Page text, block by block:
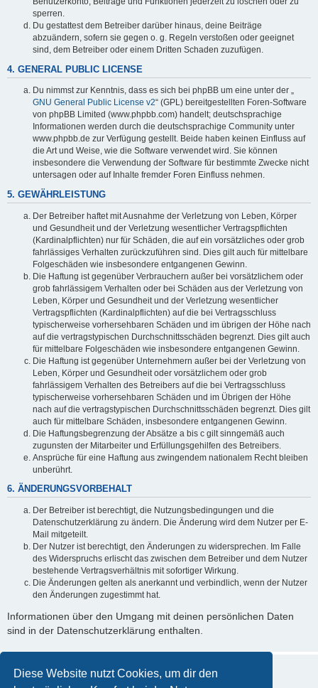
Diese Website nutzt Cookies, um dir den
sperren.
Du gestattest dem Betreiber darüber hinaus, deine Beiträge
abzuändern, sofern sie gegen o. g. Regeln verstoßen oder geeignet
sind, dem Betreiber oder einem Dritten Schaden zuzufügen.
4. GENERAL PUBLIC LICENSE
Du nimmst zur Kenntnis, dass es sich bei phpBB um eine unter der „
GNU General Public License v2“ (GPL) bereitgestellten Foren-Software
von phpBB Limited (www.phpbb.com) handelt; deutschsprachige
Informationen werden durch die deutschsprachige Community unter
www.phpbb.de zur Verfügung gestellt. Beide haben keinen Einfluss auf
die Art und Weise, wie die Software verwendet wird. Sie können
insbesondere die Verwendung der Software für bestimmte Zwecke nicht
untersagen oder auf Inhalte fremder Foren Einfluss nehmen.
5. GEWÄHRLEISTUNG
Der Betreiber haftet mit Ausnahme der Verletzung von Leben, Körper
und Gesundheit und der Verletzung wesentlicher Vertragspflichten
(Kardinalpflichten) nur für Schäden, die auf ein vorsätzliches oder grob
fahrlässiges Verhalten zurückzuführen sind. Dies gilt auch für mittelbare
Folgeschäden wie insbesondere entgangenen Gewinn.
Die Haftung ist gegenüber Verbrauchern außer bei vorsätzlichem oder
grob fahrlässigem Verhalten oder bei Schäden aus der Verletzung von
Leben, Körper und Gesundheit und der Verletzung wesentlicher
Vertragspflichten (Kardinalpflichten) auf die bei Vertragsschluss
typischerweise vorhersehbaren Schäden und im übrigen der Höhe nach
auf die vertragstypischen Durchschnittsschäden begrenzt. Dies gilt auch
für mittelbare Folgeschäden wie insbesondere entgangenen Gewinn.
Die Haftung ist gegenüber Unternehmern außer bei der Verletzung von
Leben, Körper und Gesundheit oder vorsätzlichem oder grob
fahrlässigem Verhalten des Betreibers auf die bei Vertragsschluss
typischerweise vorhersehbaren Schäden und im Übrigen der Höhe
nach auf die vertragstypischen Durchschnittsschäden begrenzt. Dies gilt
auch für mittelbare Schäden, insbesondere entgangenen Gewinn.
Die Haftungsbegrenzung der Absätze a bis c gilt sinngemäß auch
zugunsten der Mitarbeiter und Erfüllungsgehilfen des Betreibers.
Ansprüche für eine Haftung aus zwingendem nationalem Recht bleiben
unberührt.
6. ÄNDERUNGSVORBEHALT
Der Betreiber ist berechtigt, die Nutzungsbedingungen und die
Datenschutzerklärung zu ändern. Die Änderung wird dem Nutzer per E-
Mail mitgeteilt.
Der Nutzer ist berechtigt, den Änderungen zu widersprechen. Im Falle
des Widerspruchs erlischt das zwischen dem Betreiber und dem Nutzer
bestehende Vertragsverhältnis mit sofortiger Wirkung.
Die Änderungen gelten als anerkannt und verbindlich, wenn der Nutzer
den Änderungen zugestimmt hat.
Informationen über den Umgang mit deinen persönlichen Daten
sind in der Datenschutzerklärung enthalten.